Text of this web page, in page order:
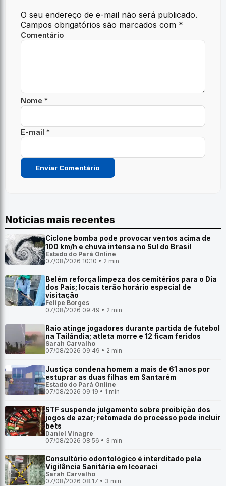
O seu endereço de e-mail não será publicado.
Campos obrigatórios são marcados com *
Comentário
Nome *
E-mail *
Notícias mais recentes
Ciclone bomba pode provocar ventos acima de
100 km/h e chuva intensa no Sul do Brasil
Estado do Pará Online
07/08/2026 10:10 • 2 min
Belém reforça limpeza dos cemitérios para o Dia
dos Pais; locais terão horário especial de
visitação
Felipe Borges
07/08/2026 09:49 • 2 min
Raio atinge jogadores durante partida de futebol
na Tailândia; atleta morre e 12 ficam feridos
Sarah Carvalho
07/08/2026 09:49 • 2 min
Justiça condena homem a mais de 61 anos por
estuprar as duas filhas em Santarém
Estado do Pará Online
07/08/2026 09:19 • 1 min
STF suspende julgamento sobre proibição dos
jogos de azar; retomada do processo pode incluir
bets
Daniel Vinagre
07/08/2026 08:56 • 3 min
Consultório odontológico é interditado pela
Vigilância Sanitária em Icoaraci
Sarah Carvalho
07/08/2026 08:17 • 3 min